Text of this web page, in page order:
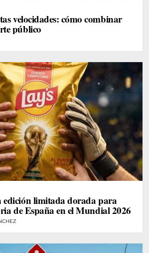
velocidades: cómo combinar
público
edición limitada dorada para
de España en el Mundial 2026